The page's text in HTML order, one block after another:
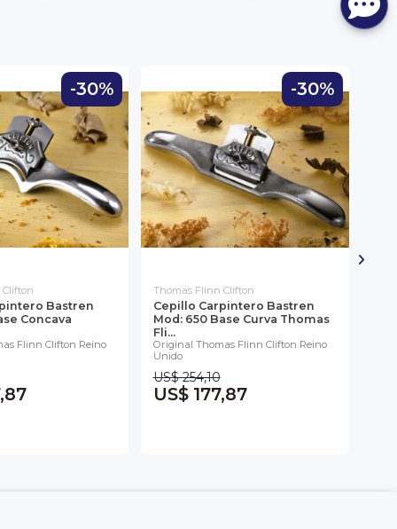
-30%
Bastren
Concava
Flinn Clifton Reino
-30%
Thomas Flinn Clifton
Cepillo Carpintero Bastren
Mod: 650 Base Curva Thomas
Fli...
Original Thomas Flinn Clifton Reino
Unido
US$ 254,10
US$ 177,87